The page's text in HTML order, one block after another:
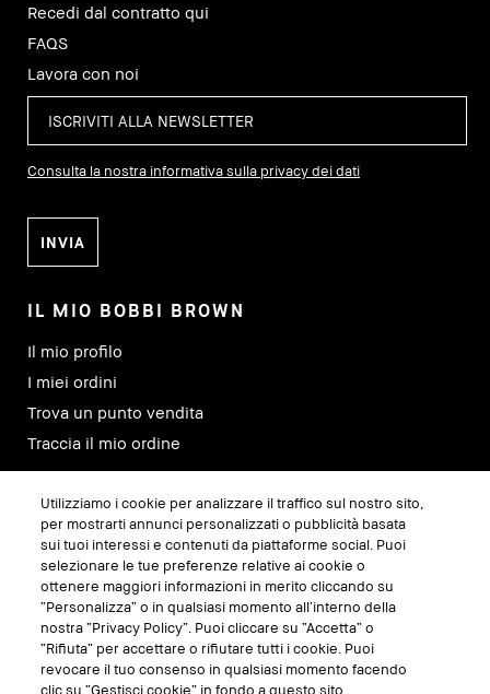
Recedi dal contratto qui
FAQS
Lavora con noi
Consulta la nostra informativa sulla privacy dei dati
IL MIO BOBBI BROWN
Il mio profilo
I miei ordini
Trova un punto vendita
Traccia il mio ordine
SEGUICI SU
Utilizziamo i cookie per analizzare il traffico sul nostro sito,
per mostrarti annunci personalizzati o pubblicità basata
sui tuoi interessi e contenuti da piattaforme social. Puoi
selezionare le tue preferenze relative ai cookie o
ottenere maggiori informazioni in merito cliccando su
“Personalizza” o in qualsiasi momento all’interno della
nostra “Privacy Policy”. Puoi cliccare su “Accetta” o
“Rifiuta” per accettare o rifiutare tutti i cookie. Puoi
revocare il tuo consenso in qualsiasi momento facendo
clic su “Gestisci cookie” in fondo a questo sito.